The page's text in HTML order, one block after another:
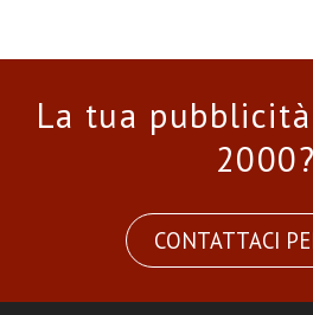
La tua
2000?
CONTATTACI